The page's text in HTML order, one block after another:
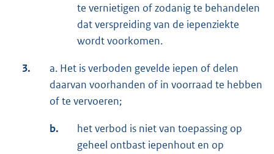
te vernietigen of zodanig te behandelen
dat verspreiding van de iepenziekte
wordt voorkomen.
3.
a. Het is verboden gevelde iepen of delen
daarvan voorhanden of in voorraad te hebben
of te vervoeren;
b.
het verbod is niet van toepassing op
geheel ontbast iepenhout en op